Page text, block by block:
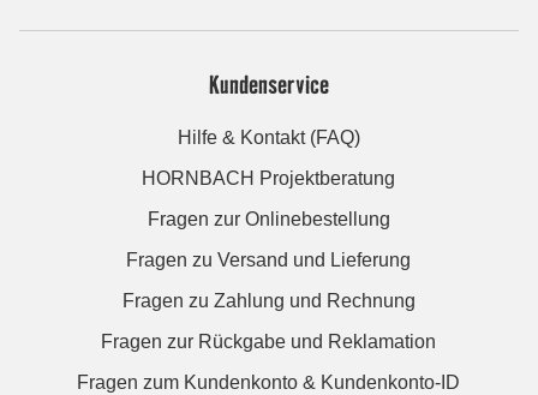
Kundenservice
Hilfe & Kontakt (FAQ)
HORNBACH Projektberatung
Fragen zur Onlinebestellung
Fragen zu Versand und Lieferung
Fragen zu Zahlung und Rechnung
Fragen zur Rückgabe und Reklamation
Fragen zum Kundenkonto & Kundenkonto-ID